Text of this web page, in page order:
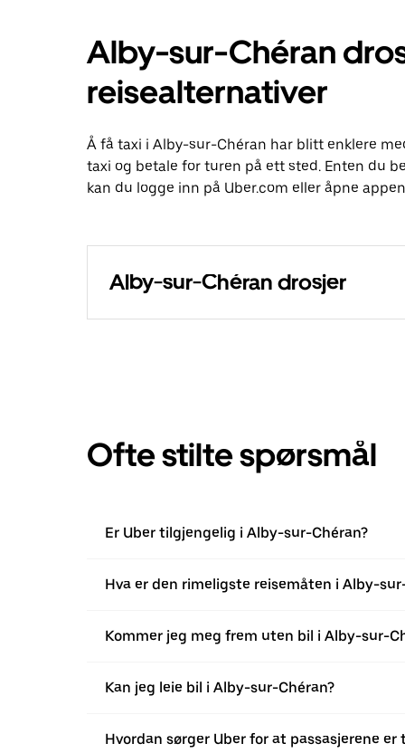
Alby-sur-Chéran
reisealternativer
Å få taxi i Alby-sur-Chéran har blitt enklere
taxi og betale for turen på ett sted. Enten du
kan du logge inn på Uber.com eller åpne
Alby-sur-Chéran drosjer
Ofte stilte spørsmål
Er Uber tilgjengelig i Alby-sur-Chéran?
Hva er den rimeligste reisemåten i Alby-
Kommer jeg meg frem uten bil i Alby-sur-
Kan jeg leie bil i Alby-sur-Chéran?
Hvordan sørger Uber for at passasjerene